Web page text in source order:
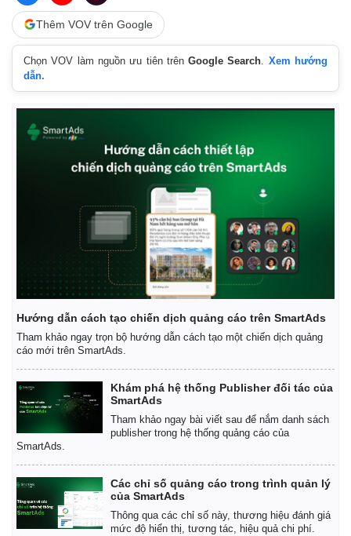
Thêm VOV trên Google
Chọn VOV làm nguồn ưu tiên trênGoogle Search
Xem hướng
dẫn.
Hướng dẫn cách tạo chiến dịch quảng cáo trên SmartAds
Tham khảo ngay trọn bộ hướng dẫn cách tạo một chiến dịch quảng
cáo mới trên SmartAds.
Khám phá hệ thống Publisher đối tác của
SmartAds
Tham khảo ngay bài viết sau để nắm danh sách
publisher trong hệ thống quảng cáo của
SmartAds.
Các chỉ số quảng cáo trong trình quản lý
của SmartAds
Thông qua các chỉ số này, thương hiệu đánh giá
mức độ hiển thị, tương tác, hiệu quả chi phí.